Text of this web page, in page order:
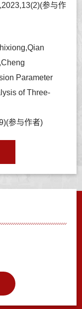
参与作
Parameter
of Three-
参与作者)